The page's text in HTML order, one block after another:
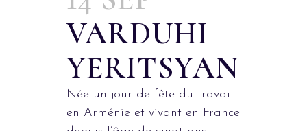
VARDUHI
YERITSYAN
Née un jour de fête du travail
en Arménie et vivant en France